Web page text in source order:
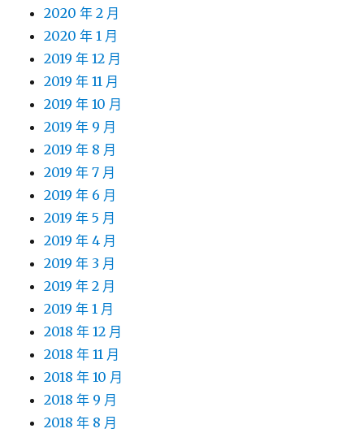
2020 年 2 月
2020 年 1 月
2019 年 12 月
2019 年 11 月
2019 年 10 月
2019 年 9 月
2019 年 8 月
2019 年 7 月
2019 年 6 月
2019 年 5 月
2019 年 4 月
2019 年 3 月
2019 年 2 月
2019 年 1 月
2018 年 12 月
2018 年 11 月
2018 年 10 月
2018 年 9 月
2018 年 8 月